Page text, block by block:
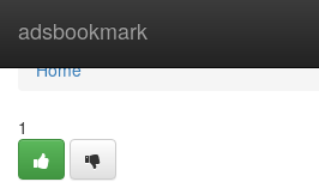
adsbookmark
Home
Home
1